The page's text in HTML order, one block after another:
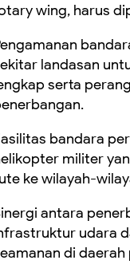
wing, harus
landasan
serta
bandara
militer
ke wilayah-
antara
udara
di